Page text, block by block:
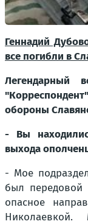
Геннадий
все погибли в
Легендарный
обороны
- Вы
выхода
- Мое
был передовой
опасное